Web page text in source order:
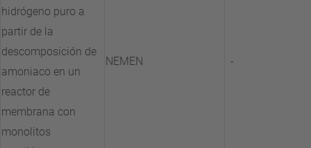
hidrógeno puro a
partir de la
descomposición de
amoniaco en un
reactor de
membrana con
monolitos
NEMEN -